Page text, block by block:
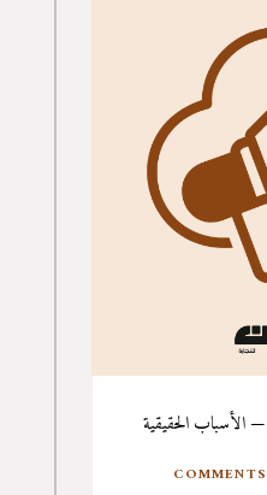
الأسباب الحقيقية